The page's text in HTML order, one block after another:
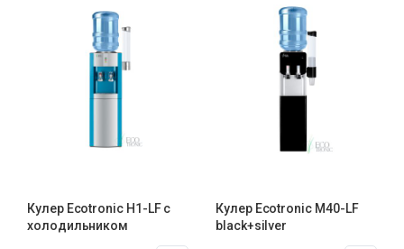
Кулер Ecotronic H1-LF с
холодильником
Кулер Ecotronic M40-LF
black+silver